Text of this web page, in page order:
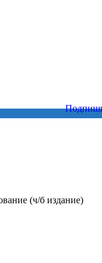
(ч/б издание)